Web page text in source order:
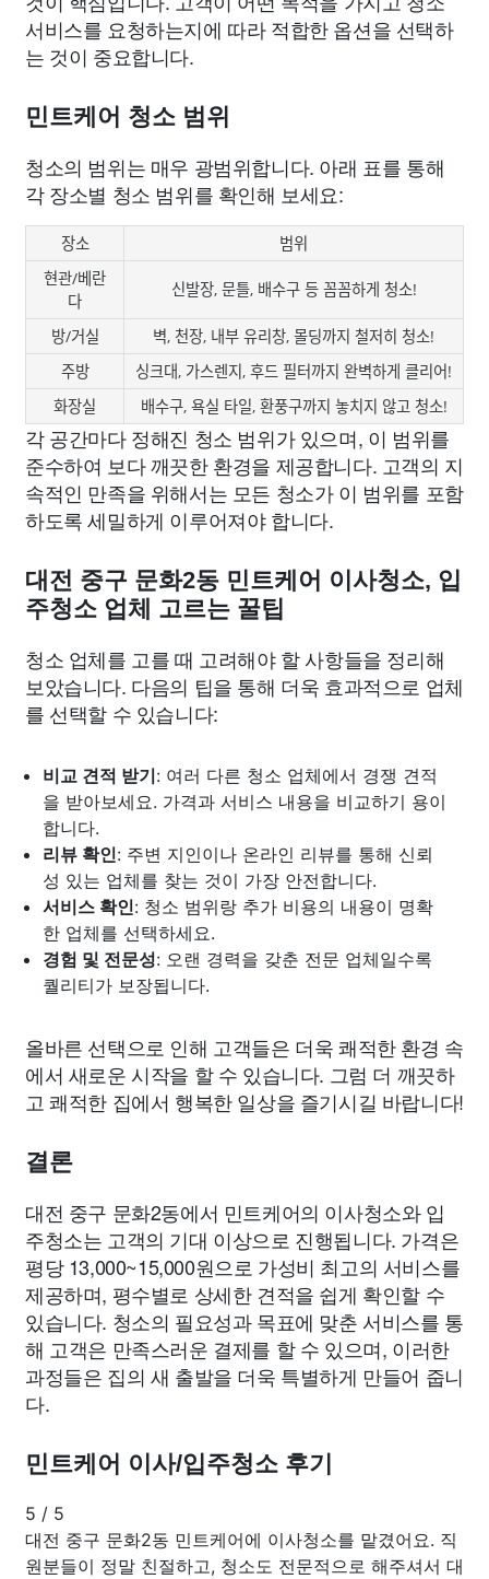
서비스를 요청하는지에 따라 적합한 옵션을 선택하
는 것이 중요합니다.
민트케어 청소 범위
청소의 범위는 매우 광범위합니다. 아래 표를 통해
각 장소별 청소 범위를 확인해 보세요:
장소
범위
현관/베란
다
신발장, 문틀, 배수구 등 꼼꼼하게 청소!
방/거실
벽, 천장, 내부 유리창, 몰딩까지 철저히 청소!
주방
싱크대, 가스렌지, 후드 필터까지 완벽하게 클리어!
화장실
배수구, 욕실 타일, 환풍구까지 놓치지 않고 청소!
각 공간마다 정해진 청소 범위가 있으며, 이 범위를
준수하여 보다 깨끗한 환경을 제공합니다. 고객의 지
속적인 만족을 위해서는 모든 청소가 이 범위를 포함
하도록 세밀하게 이루어져야 합니다.
대전 중구 문화2동 민트케어 이사청소, 입
주청소 업체 고르는 꿀팁
청소 업체를 고를 때 고려해야 할 사항들을 정리해
보았습니다. 다음의 팁을 통해 더욱 효과적으로 업체
를 선택할 수 있습니다:
비교 견적 받기: 여러 다른 청소 업체에서 경쟁 견적
을 받아보세요. 가격과 서비스 내용을 비교하기 용이
합니다.
리뷰 확인: 주변 지인이나 온라인 리뷰를 통해 신뢰
성 있는 업체를 찾는 것이 가장 안전합니다.
서비스 확인: 청소 범위랑 추가 비용의 내용이 명확
한 업체를 선택하세요.
경험 및 전문성: 오랜 경력을 갖춘 전문 업체일수록
퀄리티가 보장됩니다.
올바른 선택으로 인해 고객들은 더욱 쾌적한 환경 속
에서 새로운 시작을 할 수 있습니다. 그럼 더 깨끗하
고 쾌적한 집에서 행복한 일상을 즐기시길 바랍니다!
결론
대전 중구 문화2동에서 민트케어의 이사청소와 입
주청소는 고객의 기대 이상으로 진행됩니다. 가격은
평당 13,000~15,000원으로 가성비 최고의 서비스를
제공하며, 평수별로 상세한 견적을 쉽게 확인할 수
있습니다. 청소의 필요성과 목표에 맞춘 서비스를 통
해 고객은 만족스러운 결제를 할 수 있으며, 이러한
과정들은 집의 새 출발을 더욱 특별하게 만들어 줍니
다.
민트케어 이사/입주청소 후기
5 / 5
대전 중구 문화2동 민트케어에 이사청소를 맡겼어요. 직
원분들이 정말 친절하고, 청소도 전문적으로 해주셔서 대